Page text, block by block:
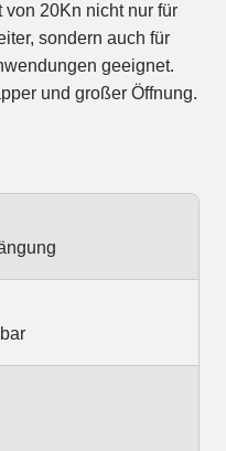
20Kn nicht nur für
sondern auch für
geeignet.
und großer Öffnung.